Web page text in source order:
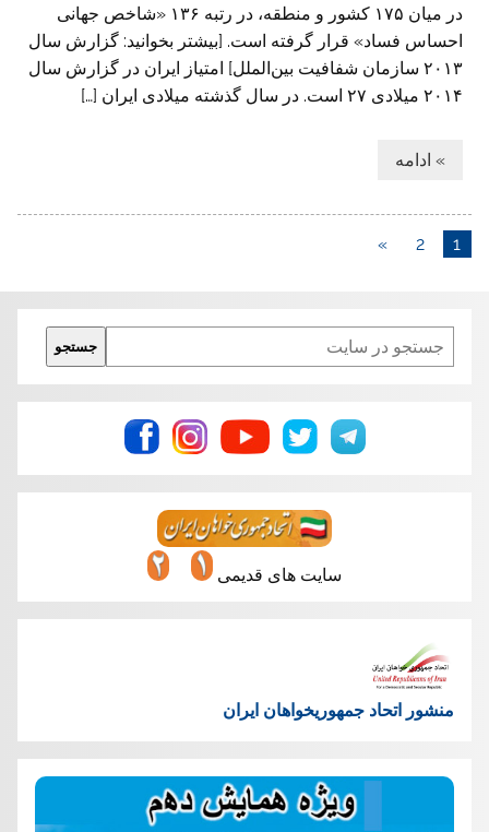
در میان ۱۷۵ کشور و منطقه، در رتبه ۱۳۶ «شاخص جهانی
احساس فساد» قرار گرفته است. [بیشتر بخوانید: گزارش سال
۲۰۱۳ سازمان شفافیت بین‌الملل] امتیاز ایران در گزارش سال
۲۰۱۴ میلادی ۲۷ است. در سال گذشته میلادی ایران […]
» ادامه
1
2
»
Search
جستجو
سایت های قدیمی
منشور اتحاد جمهوریخواهان ایران